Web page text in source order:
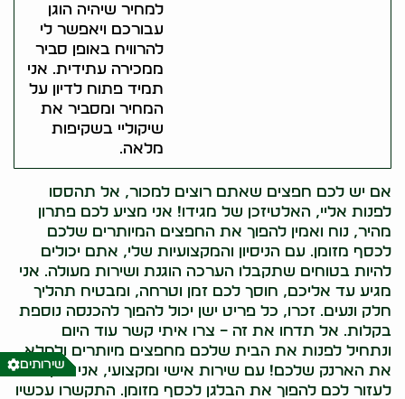
למחיר שיהיה הוגן
עבורכם ויאפשר לי
להרוויח באופן סביר
ממכירה עתידית. אני
תמיד פתוח לדיון על
המחיר ומסביר את
שיקוליי בשקיפות
מלאה.
אם יש לכם חפצים שאתם רוצים למכור, אל תהססו
לפנות אליי, האלטיזכן של מגידו! אני מציע לכם פתרון
מהיר, נוח ואמין להפוך את החפצים המיותרים שלכם
לכסף מזומן. עם הניסיון והמקצועיות שלי, אתם יכולים
להיות בטוחים שתקבלו הערכה הוגנת ושירות מעולה. אני
מגיע עד אליכם, חוסך לכם זמן וטרחה, ומבטיח תהליך
חלק ונעים. זכרו, כל פריט ישן יכול להפוך להכנסה נוספת
בקלות. אל תדחו את זה – צרו איתי קשר עוד היום
ונתחיל לפנות את הבית שלכם מחפצים מיותרים ולמלא
את הארנק שלכם! עם שירות אישי ומקצועי, אני כאן כדי
לעזור לכם להפוך את הבלגן לכסף מזומן. התקשרו עכשיו
שירותים